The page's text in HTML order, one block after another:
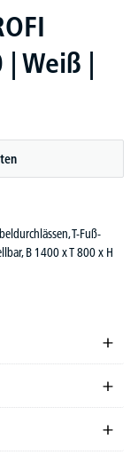
| Weiß |
T-Fuß-
B 1400 x T 800 x H